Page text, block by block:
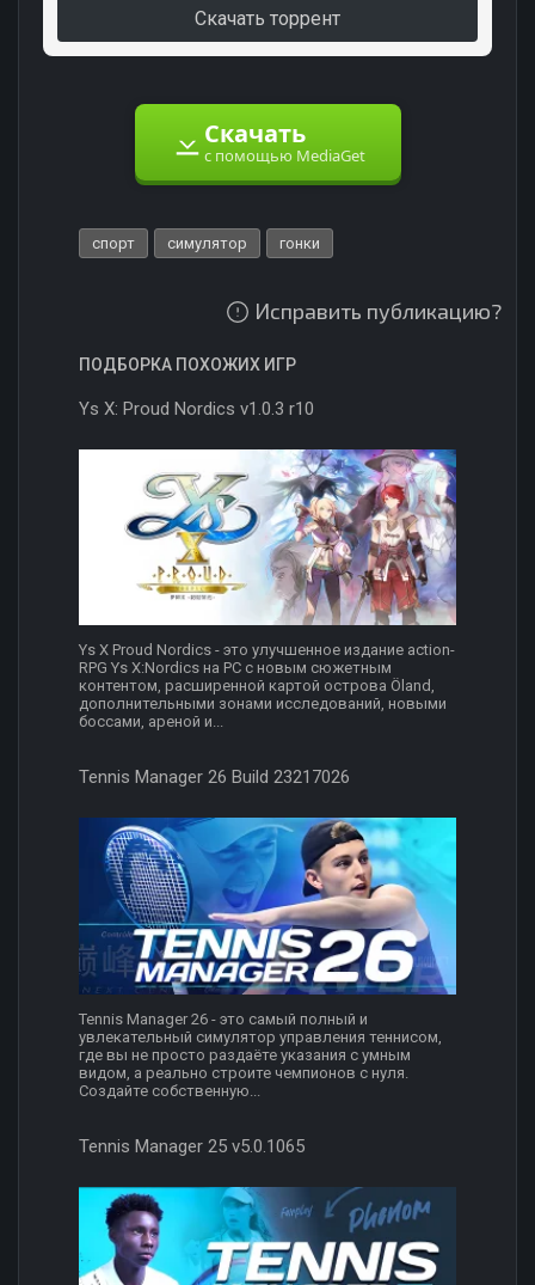
Скачать торрент
Скачать
с помощью MediaGet
спорт симулятор гонки
Исправить публикацию?
ПОДБОРКА ПОХОЖИХ ИГР
Ys X: Proud Nordics v1.0.3 r10
Ys X Proud Nordics - это улучшенное издание action-
RPG Ys X:Nordics на PC с новым сюжетным
контентом, расширенной картой острова Öland,
дополнительными зонами исследований, новыми
боссами, ареной и...
Tennis Manager 26 Build 23217026
Tennis Manager 26 - это самый полный и
увлекательный симулятор управления теннисом,
где вы не просто раздаёте указания с умным
видом, а реально строите чемпионов с нуля.
Создайте собственную...
Tennis Manager 25 v5.0.1065